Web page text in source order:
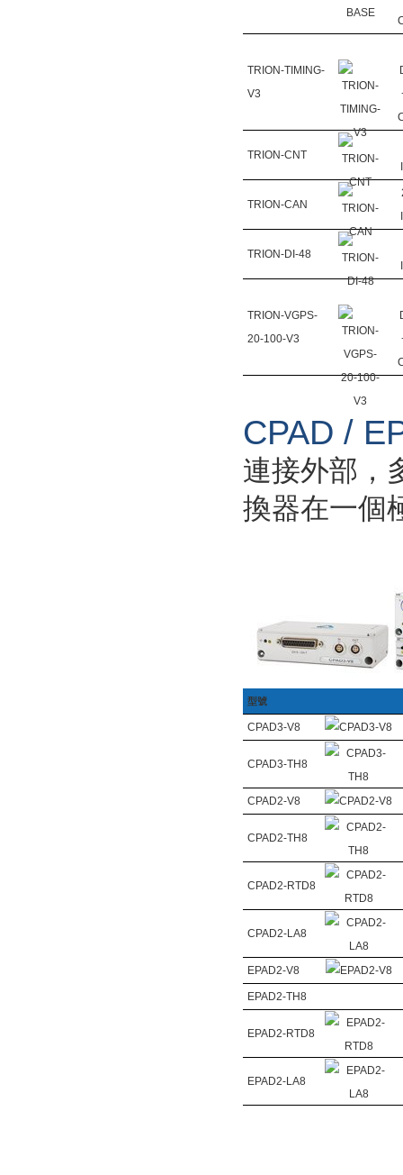
TRION-TIMING-
V3
TRION-CNT
TRION-CAN
TRION-DI-48
TRION-VGPS-
20-100-V3
CPAD /
連接外部，
換器在一個極
型號
CPAD3-V8
CPAD3-TH8
CPAD2-V8
CPAD2-TH8
CPAD2-RTD8
CPAD2-LA8
EPAD2-V8
EPAD2-TH8
EPAD2-RTD8
EPAD2-LA8